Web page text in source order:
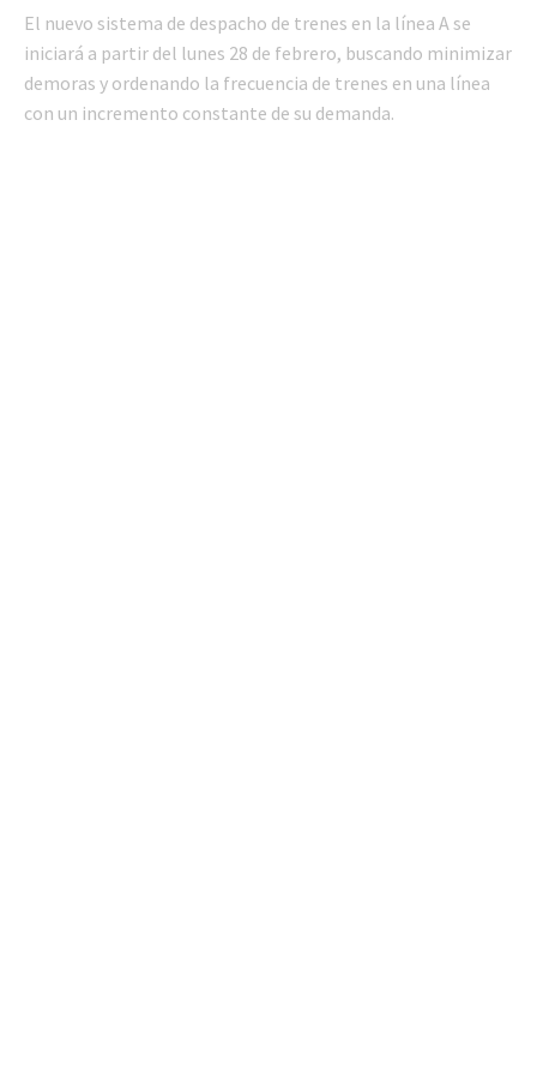
El nuevo sistema de despacho de trenes en la línea A se
iniciará a partir del lunes 28 de febrero, buscando minimizar
demoras y ordenando la frecuencia de trenes en una línea
con un incremento constante de su demanda.